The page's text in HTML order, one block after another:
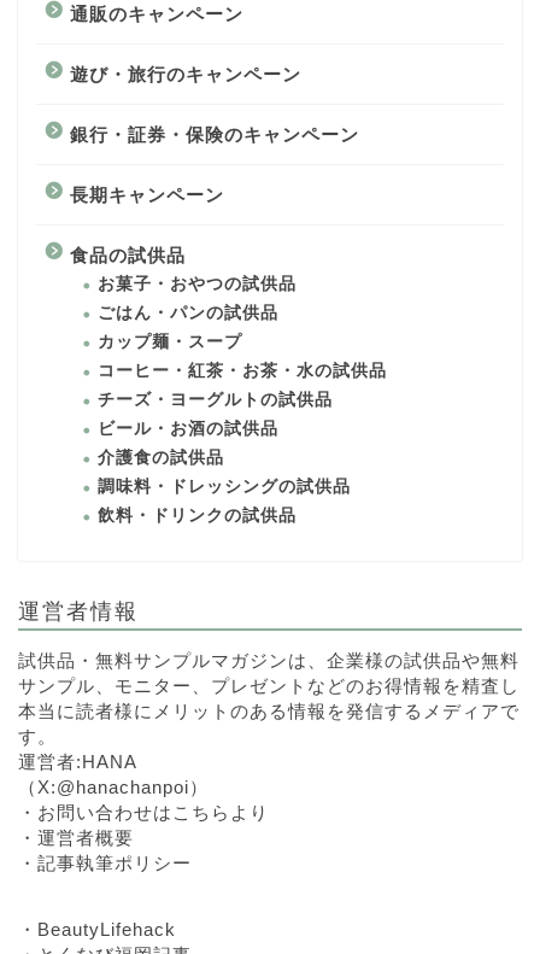
通販のキャンペーン
遊び・旅行のキャンペーン
銀行・証券・保険のキャンペーン
長期キャンペーン
食品の試供品
お菓子・おやつの試供品
ごはん・パンの試供品
カップ麺・スープ
コーヒー・紅茶・お茶・水の試供品
チーズ・ヨーグルトの試供品
ビール・お酒の試供品
介護食の試供品
調味料・ドレッシングの試供品
飲料・ドリンクの試供品
運営者情報
試供品・無料サンプルマガジンは、企業様の試供品や無料
サンプル、モニター、プレゼントなどのお得情報を精査し
本当に読者様にメリットのある情報を発信するメディアで
す。
運営者:HANA
（ X:@hanachanpoi）
・ お問い合わせはこちらより
・ 運営者概要
・ 記事執筆ポリシー
・ BeautyLifehack